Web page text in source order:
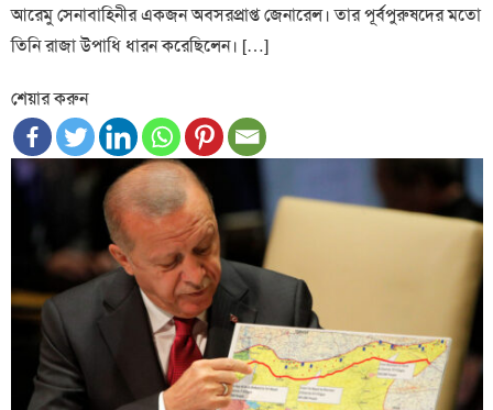
আরেমু সেনাবাহিনীর একজন অবসরপ্রাপ্ত জেনারেল। তার পূর্বপুরুষদের মতো
তিনি রাজা উপাধি ধারন করেছিলেন। […]
শেয়ার করুন